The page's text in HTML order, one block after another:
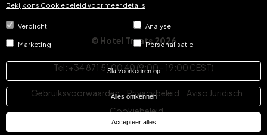
Bekijk ons ​​Cookiebeleid voor meer details
Verplicht Analyse
Marketing Personalisatie
Sla voorkeuren op
Alles ontkennen
Accepteer alles
© Hotel Treats 2026
Tel: +34 871 51 00 40 (9:00 - 19:00 CEST)
Gebruiksvoorwaarden Privacybeleid
Aviso Juridisch
Cookiebeleid